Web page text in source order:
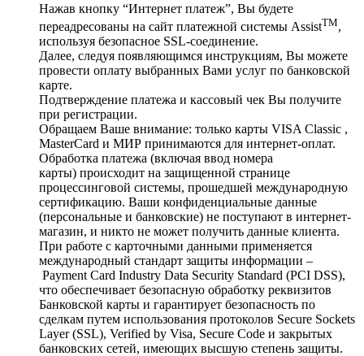
Нажав кнопку “Интернет платеж”, Вы будете
переадресованы на сайт платежной системы AssistTM,
используя безопасное SSL-соединение.
Далее, следуя появляющимся инструкциям, Вы можете
провести оплату выбранных Вами услуг по банковской
карте.
Подтверждение платежа и кассовый чек Вы получите
при регистрации.
Обращаем Ваше внимание: только карты VISA Classic ,
MasterCard и МИР принимаются для интернет-оплат.
Обработка платежа (включая ввод номера
карты) происходит на защищенной странице
процессинговой системы, прошедшей международную
сертификацию. Ваши конфиденциальные данные
(персональные и банковские) не поступают в интернет-
магазин, и никто не может получить данные клиента.
При работе с карточными данными применяется
международный стандарт защиты информации –
Payment Card Industry Data Security Standard (PCI DSS),
что обеспечивает безопасную обработку реквизитов
Банковской карты и гарантирует безопасность по
сделкам путем использования протоколов Secure Sockets
Layer (SSL), Verified by Visa, Secure Code и закрытых
банковских сетей, имеющих высшую степень защиты.